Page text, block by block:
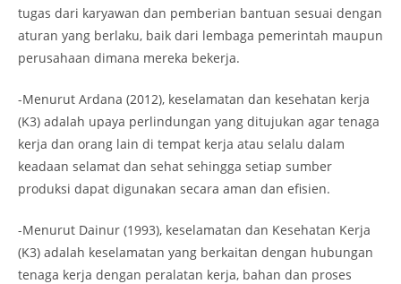
tugas dari karyawan dan pemberian bantuan sesuai dengan
aturan yang berlaku, baik dari lembaga pemerintah maupun
perusahaan dimana mereka bekerja.
-Menurut Ardana (2012), keselamatan dan kesehatan kerja
(K3) adalah upaya perlindungan yang ditujukan agar tenaga
kerja dan orang lain di tempat kerja atau selalu dalam
keadaan selamat dan sehat sehingga setiap sumber
produksi dapat digunakan secara aman dan efisien.
-Menurut Dainur (1993), keselamatan dan Kesehatan Kerja
(K3) adalah keselamatan yang berkaitan dengan hubungan
tenaga kerja dengan peralatan kerja, bahan dan proses